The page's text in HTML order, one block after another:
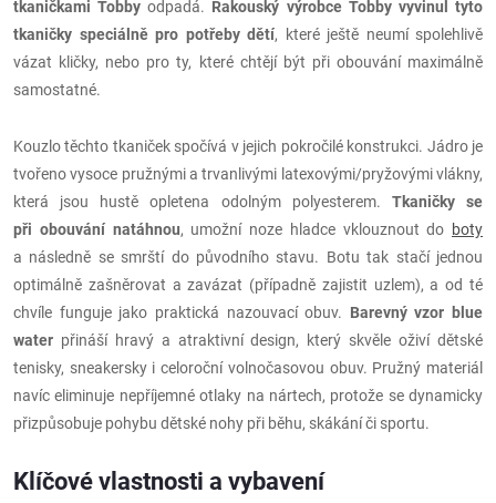
tkaničkami Tobby odpadá. Rakouský výrobce Tobby vyvinul tyto
tkaničky speciálně pro potřeby dětí, které ještě neumí spolehlivě
vázat kličky, nebo pro ty, které chtějí být při obouvání maximálně
samostatné.
Kouzlo těchto tkaniček spočívá v jejich pokročilé konstrukci. Jádro je
tvořeno vysoce pružnými a trvanlivými latexovými/pryžovými vlákny,
která jsou hustě opletena odolným polyesterem. Tkaničky se
při obouvání natáhnou, umožní noze hladce vklouznout do boty
a následně se smrští do původního stavu. Botu tak stačí jednou
optimálně zašněrovat a zavázat (případně zajistit uzlem), a od té
chvíle funguje jako praktická nazouvací obuv. Barevný vzor blue
water přináší hravý a atraktivní design, který skvěle oživí dětské
tenisky, sneakersky i celoroční volnočasovou obuv. Pružný materiál
navíc eliminuje nepříjemné otlaky na nártech, protože se dynamicky
přizpůsobuje pohybu dětské nohy při běhu, skákání či sportu.
Klíčové vlastnosti a vybavení